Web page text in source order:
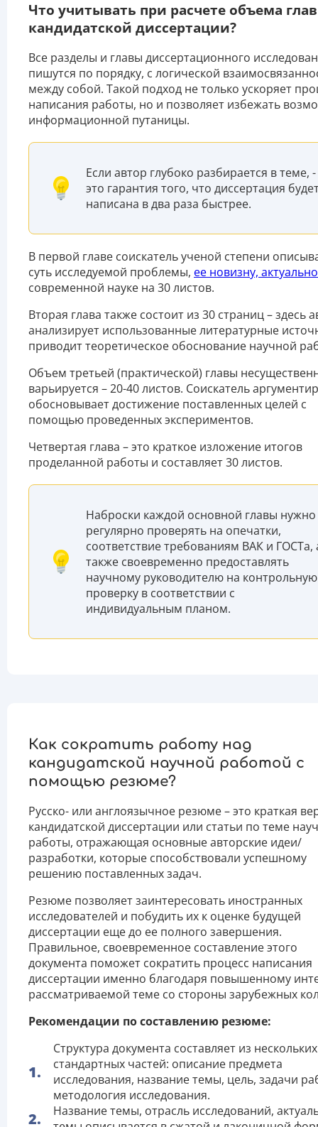
Что учитывать при расчете объема глав
кандидатской диссертации?
Все разделы и главы диссертационного
пишутся по порядку, с логической
между собой. Такой подход не только ускоряет
написания работы, но и позволяет избежать
информационной путаницы.
Если автор глубоко разбирается в теме, -
это гарантия того, что диссертация
написана в два раза быстрее.
В первой главе соискатель ученой степени
суть исследуемой проблемы, ее новизну,
современной науке на 30 листов.
Вторая глава также состоит из 30 страниц – здесь
анализирует использованные литературные
приводит теоретическое обоснование научной
Объем третьей (практической) главы
варьируется – 20-40 листов. Соискатель
обосновывает достижение поставленных целей с
помощью проведенных экспериментов.
Четвертая глава – это краткое изложение итогов
проделанной работы и составляет 30 листов.
Наброски каждой основной главы нужно
регулярно проверять на опечатки,
соответствие требованиям ВАК и ГОСТа,
также своевременно предоставлять
научному руководителю на контрольную
проверку в соответствии с
индивидуальным планом.
Как сократить работу над
кандидатской научной работой с
помощью резюме?
Русско- или англоязычное резюме – это краткая
кандидатской диссертации или статьи по теме
работы, отражающая основные авторские идеи/
разработки, которые способствовали успешному
решению поставленных задач.
Резюме позволяет заинтересовать иностранных
исследователей и побудить их к оценке будущей
диссертации еще до ее полного завершения.
Правильное, своевременное составление этого
документа поможет сократить процесс написания
диссертации именно благодаря повышенному
рассматриваемой теме со стороны зарубежных
Рекомендации по составлению резюме:
Структура документа составляет из нескольких
стандартных частей: описание предмета
исследования, название темы, цель, задачи
методология исследования.
Название темы, отрасль исследований,